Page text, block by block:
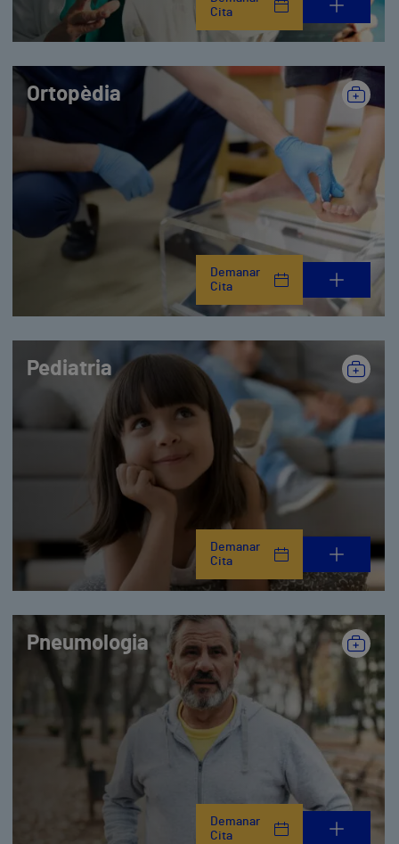
Cita
Ortopèdia
Demanar
Cita
Pediatria
Demanar
Cita
Pneumologia
Demanar
Cita